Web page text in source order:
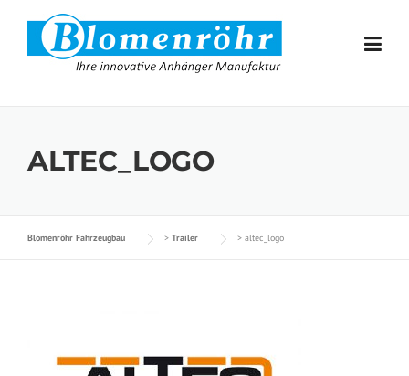
Skip to content
ALTEC_LOGO
Blomenröhr Fahrzeugbau > Trailer > altec_logo